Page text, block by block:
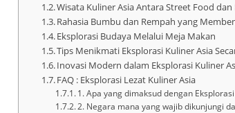
Wisata Kuliner Asia Antara Street Food dan
Rahasia Bumbu dan Rempah yang
Eksplorasi Budaya Melalui Meja Makan
Tips Menikmati Eksplorasi Kuliner Asia
Inovasi Modern dalam Eksplorasi Kuliner
FAQ : Eksplorasi Lezat Kuliner Asia
1. Apa yang dimaksud dengan
2. Negara mana yang wajib dikunjungi